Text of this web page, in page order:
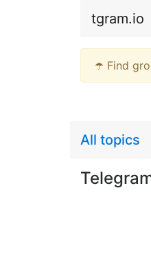
tgram.io
☂️ Find
All topics